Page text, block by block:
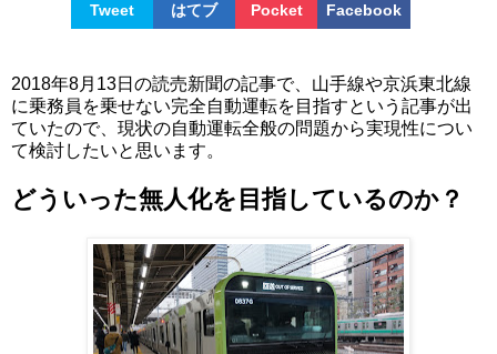
Tweet はてブ Pocket Facebook
2018年8月13日の読売新聞の記事で、山手線や京浜東北線
に乗務員を乗せない完全自動運転を目指すという記事が出
ていたので、現状の自動運転全般の問題から実現性につい
て検討したいと思います。
どういった無人化を目指しているのか？